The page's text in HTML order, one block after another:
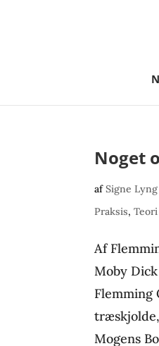
Noget
afSigne Lyng
Praksis,
Af
Moby
Flemming
Mogens